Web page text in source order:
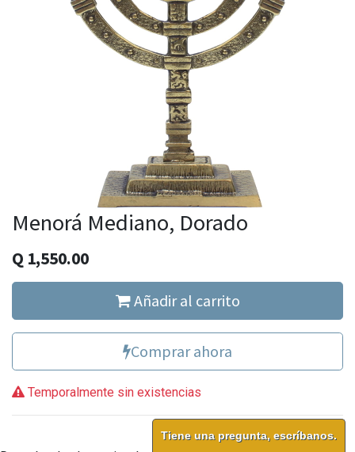
Menorá Mediano, Dorado
Q 1,550.00
Añadir al carrito
Comprar ahora
Temporalmente sin existencias
Tiene una pregunta, escríbanos.